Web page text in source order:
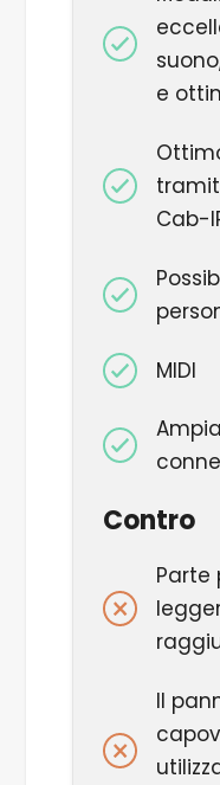
e
Cab-
MIDI
Contro
Parte
Il